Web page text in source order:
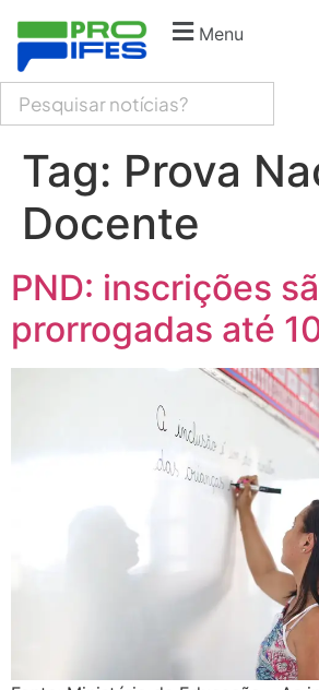
Menu
Tag: Prova
Docente
PND: inscrições
prorrogadas até